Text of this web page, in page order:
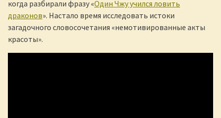
когда разбирали фразу «Один Чжу учился ловить
драконов». Настало время исследовать истоки
загадочного словосочетания «немотивированные акты
красоты».